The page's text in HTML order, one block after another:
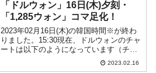
います...
「ドルウォン」16日(木)夕刻・
「1,285ウォン」コマ足化！
2023年02月16日(木)の韓国時間※が終わ
りました。15:30現在、ドルウォンのチャ
ートは以下のようになっています（チャ
ートは『Investing.com』より引用）。上
が削られ、下にもヒゲでコマ足になりま
2023.02.16